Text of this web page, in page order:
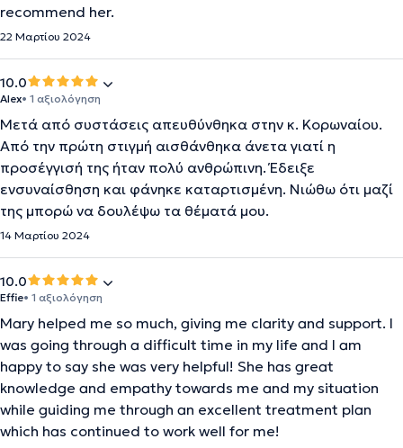
recommend her.
22 Μαρτίου 2024
10.0
Alex• 1 αξιολόγηση
Μετά από συστάσεις απευθύνθηκα στην κ. Κορωναίου.
Από την πρώτη στιγμή αισθάνθηκα άνετα γιατί η
προσέγγισή της ήταν πολύ ανθρώπινη. Έδειξε
ενσυναίσθηση και φάνηκε καταρτισμένη. Νιώθω ότι μαζί
της μπορώ να δουλέψω τα θέματά μου.
14 Μαρτίου 2024
10.0
Effie• 1 αξιολόγηση
Mary helped me so much, giving me clarity and support. I
was going through a difficult time in my life and I am
happy to say she was very helpful! She has great
knowledge and empathy towards me and my situation
while guiding me through an excellent treatment plan
which has continued to work well for me!